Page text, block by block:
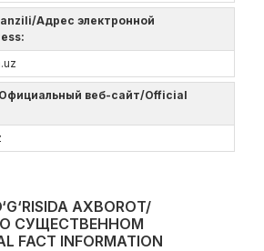
Адрес электронной
веб-сайт/Official
AXBOROT/
СУЩЕСТВЕННОМ
FACT INFORMATION